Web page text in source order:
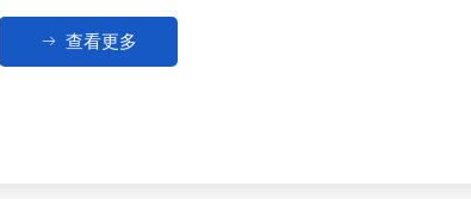
ꁹ 查看更多